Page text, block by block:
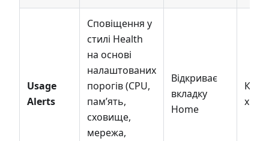
Usage
Alerts
Сповіщення у
стилі Health
на основі
налаштованих
порогів (CPU,
памʼять,
сховище,
мережа,
Відкриває
вкладку
Home